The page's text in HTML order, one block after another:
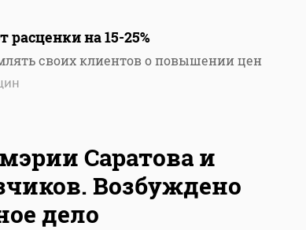
на 15-25%
своих клиентов о повышении цен
Саратова и
Возбуждено
дело